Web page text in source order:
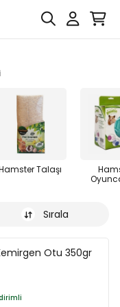
Talaşı
Sırala
Otu 350gr